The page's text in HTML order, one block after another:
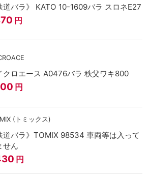
道バラ》 KATO 10-1609バラ スロネE27
円
クロエース A0476バラ 秩父ワキ800
円
(トミックス)
道バラ》TOMIX 98534 車両等は入って
せん
円